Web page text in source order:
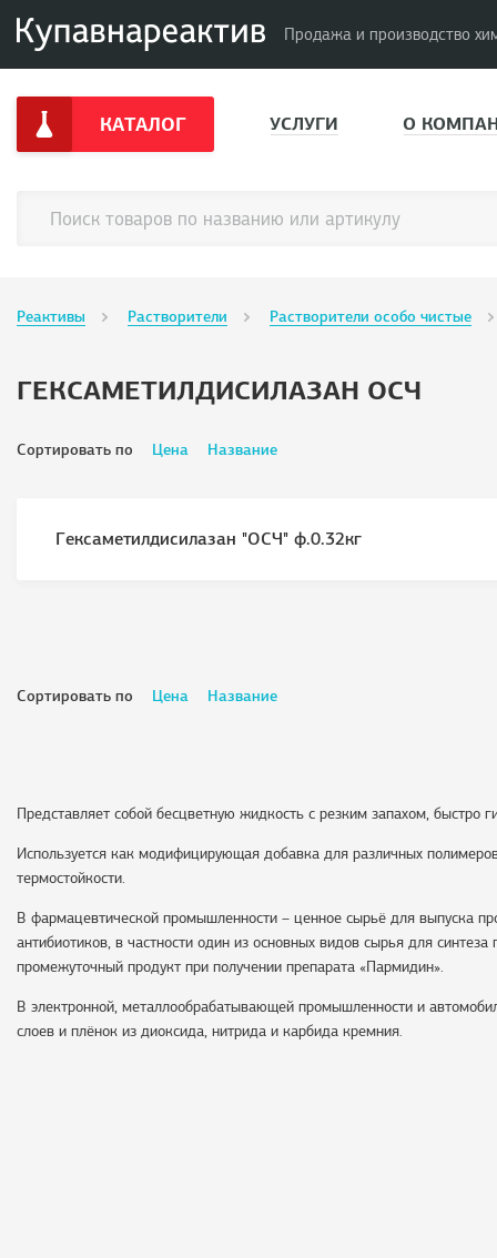
Продажа и производство
КАТАЛОГ УСЛУГИ О
Реактивы Растворители Растворители особо чистые
ГЕКСАМЕТИЛДИСИЛАЗАН ОСЧ
Сортировать по Цена Название
Гексаметилдисилазан "ОСЧ" ф.0.32кг
Сортировать по Цена Название
Представляет собой бесцветную жидкость c резким запахом, быстро
Используется как модифицирующая добавка для различных
термостойкости.
В фармацевтической промышленности – ценное сырьё для выпуска
антибиотиков, в частности один из основных видов сырья для
промежуточный продукт при получении препарата «Пармидин».
В электронной, металлообрабатывающей промышленности и
слоев и плёнок из диоксида, нитрида и карбида кремния.